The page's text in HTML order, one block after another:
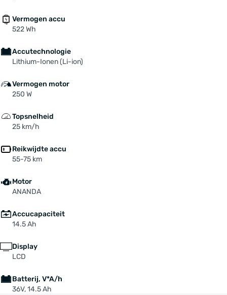
Vermogen accu
522 Wh
Accutechnologie
Lithium-Ionen (Li-ion)
Vermogen motor
250 W
Topsnelheid
25 km/h
Reikwijdte accu
55-75 km
Motor
ANANDA
Accucapaciteit
14.5 Ah
Display
LCD
Batterij, V*A/h
36V, 14.5 Ah